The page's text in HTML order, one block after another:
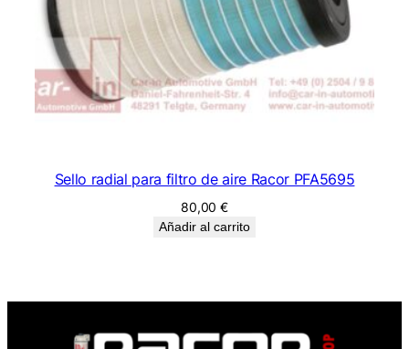
Sello radial para filtro de aire Racor PFA5695
80,00€
Añadir al carrito